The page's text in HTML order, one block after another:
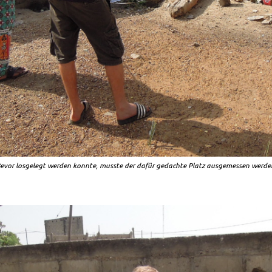
losgelegt werden konnte, musste der dafür gedachte Platz ausgemessen